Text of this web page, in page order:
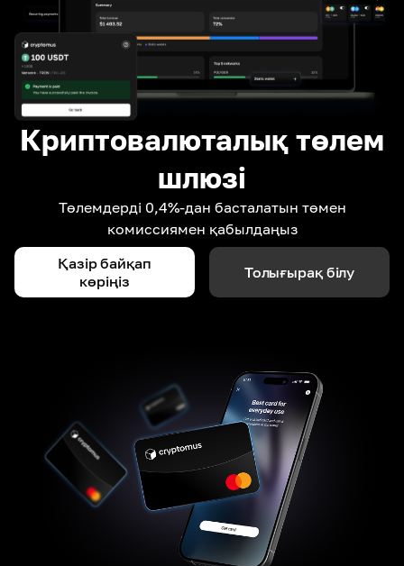
Криптовалюталық төлем
шлюзі
Төлемдерді 0,4%-дан басталатын төмен
комиссиямен қабылдаңыз
Қазір байқап
көріңіз
Толығырақ білу